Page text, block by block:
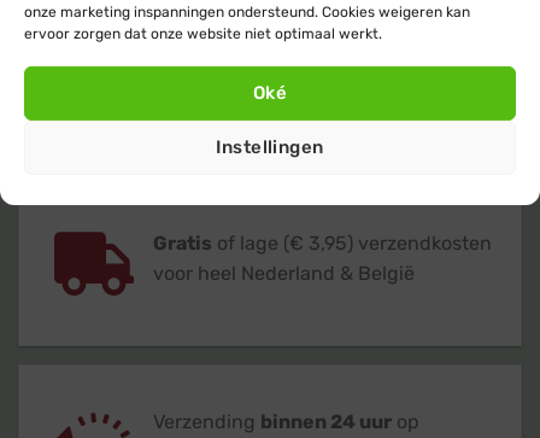
onze marketing inspanningen ondersteund. Cookies weigeren kan
ervoor zorgen dat onze website niet optimaal werkt.
Oké
Instellingen
Staand of hangend : hangend
Gratis of lage (€ 3,95) verzendkosten
voor heel Nederland & België
Verzending binnen 24 uur op